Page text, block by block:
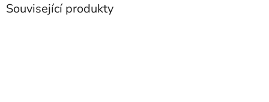
Související produkty